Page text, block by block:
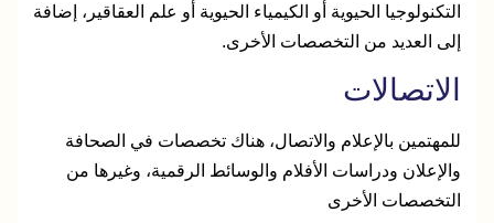
التكنولوجيا الحيوية أو الكيمياء الحيوية أو علم العقاقير، إضافة
إلى العديد من التخصصات الأخرى.
الاتصالات
للمهتمين بالإعلام والاتصال، هناك تخصصات في الصحافة
والإعلان ودراسات الأفلام والوسائط الرقمية، وغيرها من
التخصصات الأخرى